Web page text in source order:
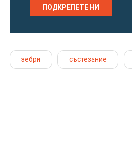
ПОДКРЕПЕТЕ НИ
зебри състезание